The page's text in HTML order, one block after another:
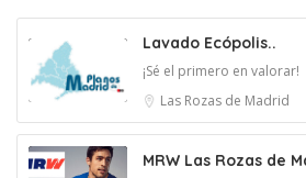
Lavado Ecópolis..
¡Sé el primero en valorar!
Las Rozas de Madrid
MRW Las Rozas de